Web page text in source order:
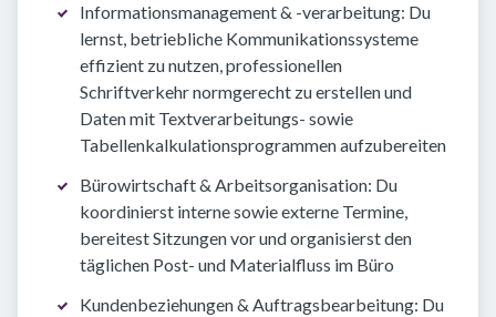
Informationsmanagement & -verarbeitung: Du
lernst, betriebliche Kommunikationssysteme
effizient zu nutzen, professionellen
Schriftverkehr normgerecht zu erstellen und
Daten mit Textverarbeitungs- sowie
Tabellenkalkulationsprogrammen aufzubereiten
Bürowirtschaft & Arbeitsorganisation: Du
koordinierst interne sowie externe Termine,
bereitest Sitzungen vor und organisierst den
täglichen Post- und Materialfluss im Büro
Kundenbeziehungen & Auftragsbearbeitung: Du